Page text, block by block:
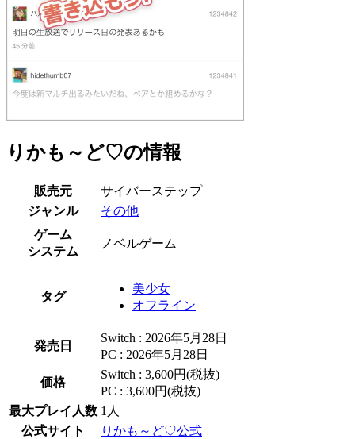
りかも～ど♡の情報
販売元
サイバーステップ
ジャンル
その他
ゲーム
システム
ノベルゲーム
タグ
美少女
オフライン
発売日
Switch : 2026年5月28日
PC : 2026年5月28日
価格
Switch : 3,600円(税抜)
PC : 3,600円(税抜)
最大プレイ人数 1人
公式サイト
りかも～ど♡公式